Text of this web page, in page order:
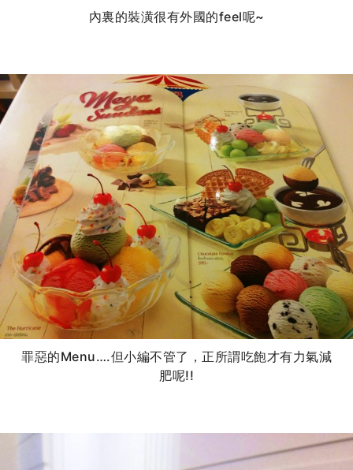
內裏的裝潢很有外國的feel呢~
罪惡的Menu….但小編不管了，正所謂吃飽才有力氣減
肥呢!!